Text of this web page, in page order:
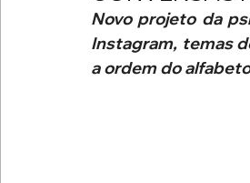
Novo projeto da
Instagram, temas
a ordem do